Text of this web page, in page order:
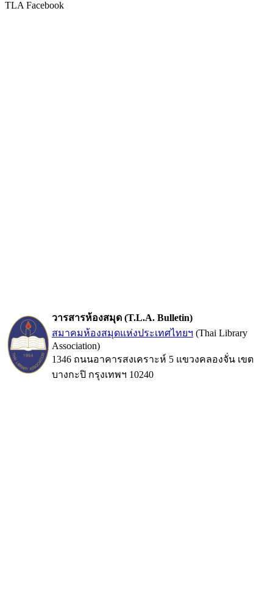
TLA Facebook
วารสารห้องสมุด (T.L.A. Bulletin)
สมาคมห้องสมุดแห่งประเทศไทยฯ (Thai Library
Association)
1346 ถนนอาคารสงเคราะห์ 5 แขวงคลองจั่น เขต
บางกะปิ กรุงเทพฯ 10240